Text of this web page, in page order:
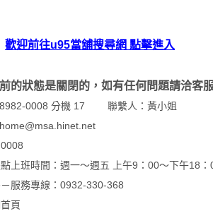
歡迎前往u95當舖搜尋網 點擊進入
的狀態是關閉的，如有任何問題請洽客
0008 分機 17 聯繫人：黃小姐
上班時間：週一～週五 上午9：00～下午18：
服務專線：0932-330-368
頁